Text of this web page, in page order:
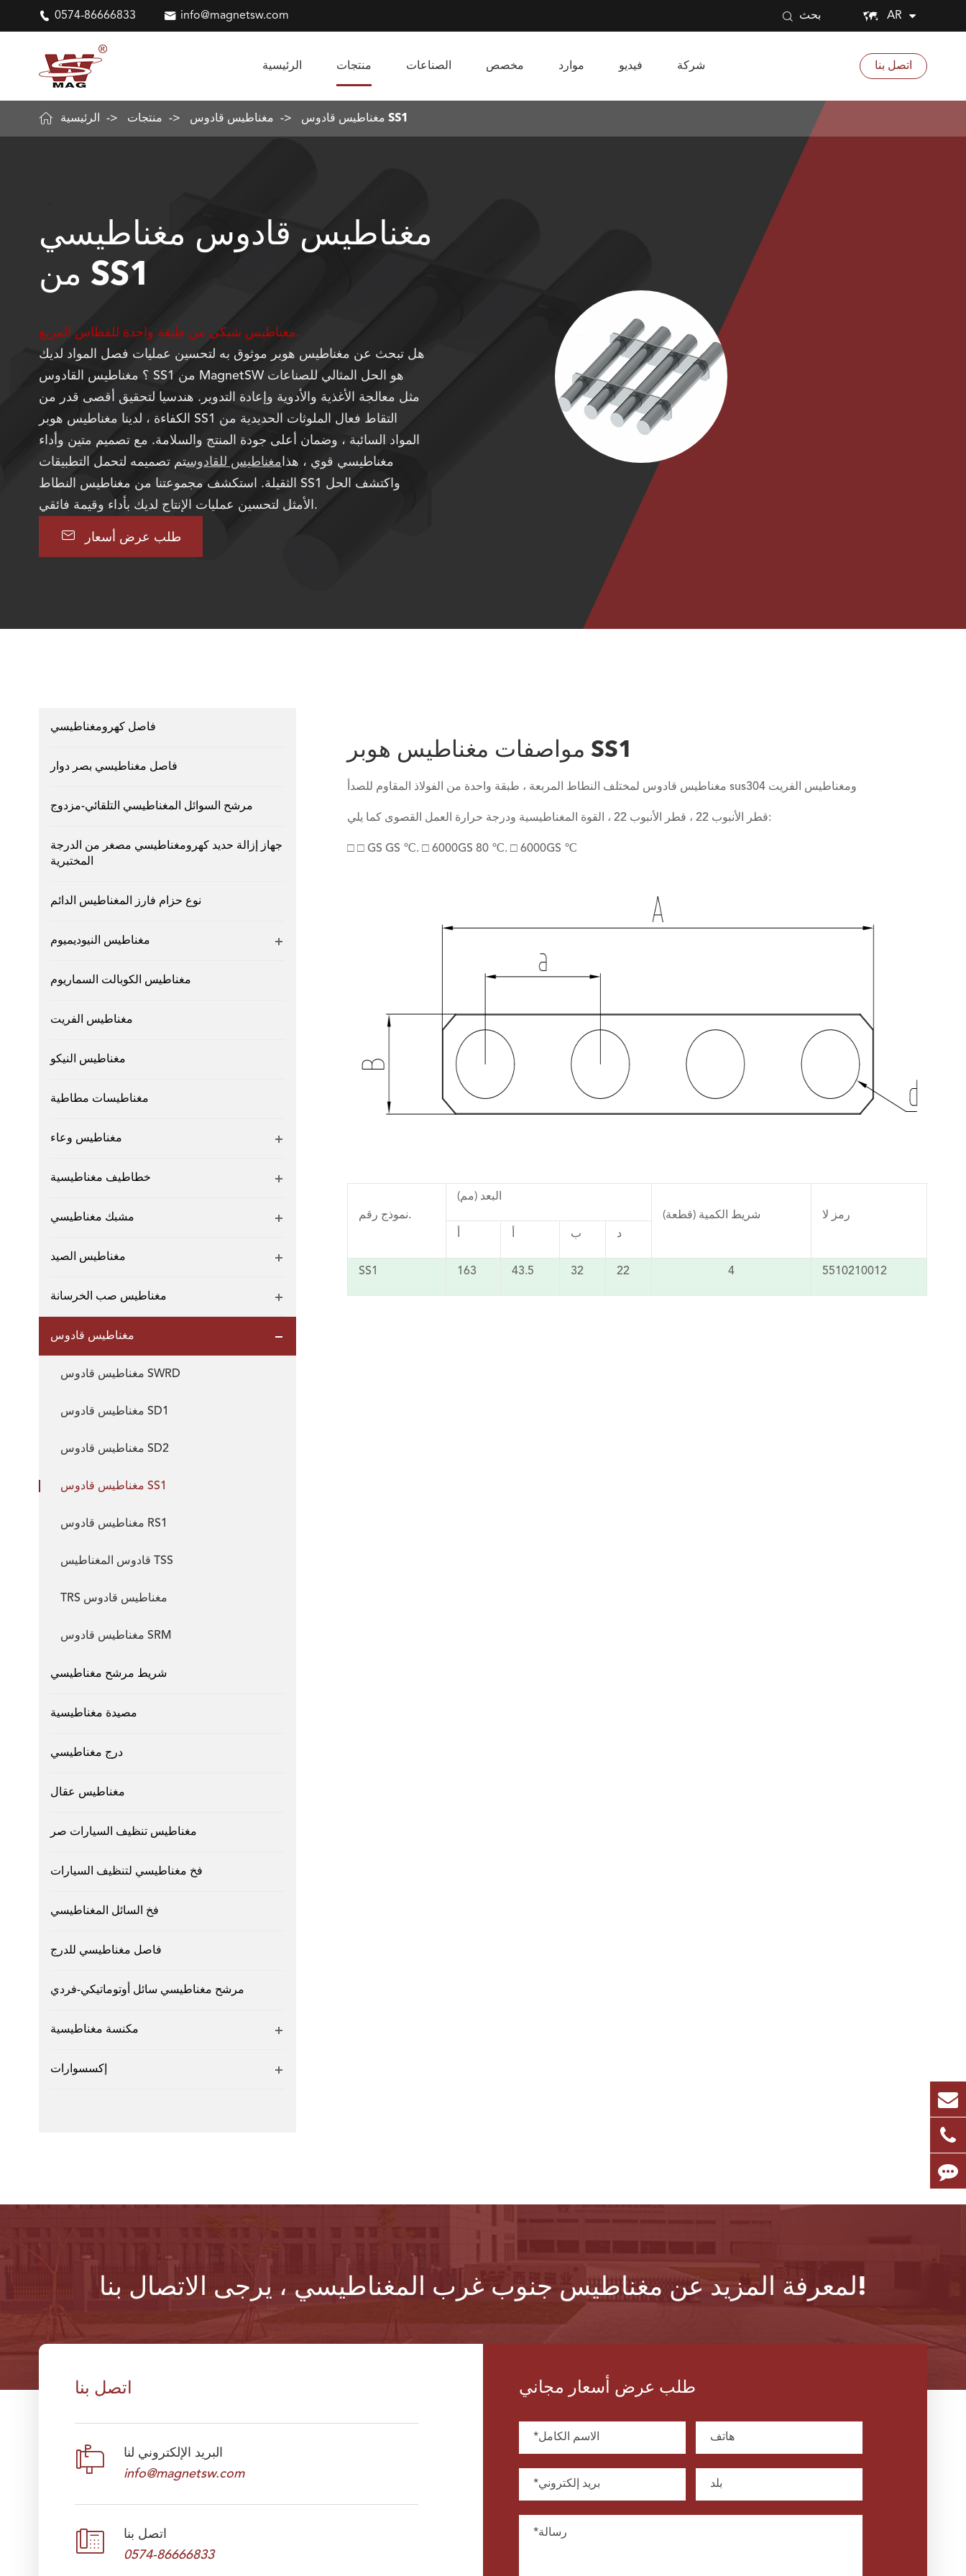
 0574-86666833  info@magnetsw.com  بحث  AR
الرئيسية منتجات الصناعات مخصص موارد فيديو شركة اتصل بنا
 الرئيسية منتجات مغناطيس قادوس مغناطيس قادوس SS1
مغناطيس قادوس مغناطيسي
من SS1
مغناطيس شبكي من طبقة واحدة للقطاس المربع.
هل تبحث عن مغناطيس هوبر موثوق به لتحسين عمليات فصل المواد لديك
؟ مغناطيس القادوس SS1 من MagnetSW هو الحل المثالي للصناعات
مثل معالجة الأغذية والأدوية وإعادة التدوير. هندسيا لتحقيق أقصى قدر من
الكفاءة ، لدينا مغناطيس هوبر SS1 التقاط فعال الملوثات الحديدية من
المواد السائبة ، وضمان أعلى جودة المنتج والسلامة. مع تصميم متين وأداء
مغناطيسي قوي ، هذا مغناطيس للقادوستم تصميمه لتحمل التطبيقات
الثقيلة. استكشف مجموعتنا من مغناطيس النطاط SS1 واكتشف الحل
الأمثل لتحسين عمليات الإنتاج لديك بأداء وقيمة فائقي.
 طلب عرض أسعار
فاصل كهرومغناطيسي
فاصل مغناطيسي بصر دوار
مرشح السوائل المغناطيسي التلقائي-مزدوج
جهاز إزالة حديد كهرومغناطيسي مصغر من الدرجة
المختبرية
نوع حزام فارز المغناطيس الدائم
مغناطيس النيوديميوم
مغناطيس الكوبالت السماريوم
مغناطيس الفريت
مغناطيس النيكو
مغناطيسات مطاطية
مغناطيس وعاء
خطاطيف مغناطيسية
مشبك مغناطيسي
مغناطيس الصيد
مغناطيس صب الخرسانة
مغناطيس قادوس
مغناطيس قادوس SWRD
مغناطيس قادوس SD1
مغناطيس قادوس SD2
مغناطيس قادوس SS1
مغناطيس قادوس RS1
قادوس المغناطيس TSS
TRS مغناطيس قادوس
مغناطيس قادوس SRM
شريط مرشح مغناطيسي
مصيدة مغناطيسية
درج مغناطيسي
مغناطيس عقال
مغناطيس تنظيف السيارات صر
فخ مغناطيسي لتنظيف السيارات
فخ السائل المغناطيسي
فاصل مغناطيسي للدرج
مرشح مغناطيسي سائل أوتوماتيكي-فردي
مكنسة مغناطيسية
إكسسوارات
مواصفات مغناطيس هوبر SS1
مغناطيس قادوس لمختلف النطاط المربعة ، طبقة واحدة من الفولاذ المقاوم للصدأ sus304 ومغناطيس الفريت
قطر الأنبوب 22 ، قطر الأنبوب 22 ، القوة المغناطيسية ودرجة حرارة العمل القصوى كما يلي:
□ □ GS GS ℃. □ 6000GS 80 ℃. □ 6000GS ℃
نموذج رقم.
البعد (مم)
شريط الكمية (قطعة)
رمز لا
ب د
SS1 163 43.5 32 22 4 5510210012
لمعرفة المزيد عن مغناطيس جنوب غرب المغناطيسي ، يرجى الاتصال بنا!
اتصل بنا

البريد الإلكتروني لنا
info@magnetsw.com

اتصل بنا
0574-86666833
طلب عرض أسعار مجاني